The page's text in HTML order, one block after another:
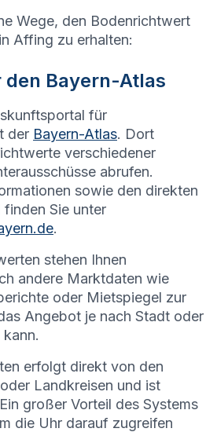
Wege, den Bodenrichtwert
Affing zu erhalten:
den Bayern-Atlas
für
der Bayern-Atlas. Dort
verschiedener
abrufen.
sowie den direkten
Sie unter
.
stehen Ihnen
andere Marktdaten wie
oder Mietspiegel zur
Angebot je nach Stadt oder
erfolgt direkt von den
Landkreisen und ist
großer Vorteil des Systems
die Uhr darauf zugreifen